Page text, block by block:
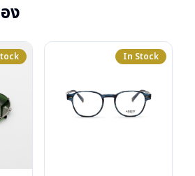
ง
In Stock